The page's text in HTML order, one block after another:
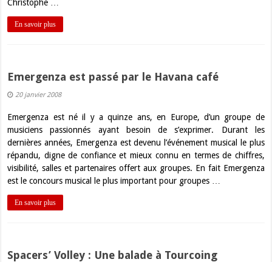
Christophe …
En savoir plus
Emergenza est passé par le Havana café
20 janvier 2008
Emergenza est né il y a quinze ans, en Europe, d’un groupe de
musiciens passionnés ayant besoin de s’exprimer. Durant les
dernières années, Emergenza est devenu l’événement musical le plus
répandu, digne de confiance et mieux connu en termes de chiffres,
visibilité, salles et partenaires offert aux groupes. En fait Emergenza
est le concours musical le plus important pour groupes …
En savoir plus
Spacers’ Volley : Une balade à Tourcoing